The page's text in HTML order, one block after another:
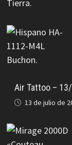
Air Tattoo –
13 de julio de